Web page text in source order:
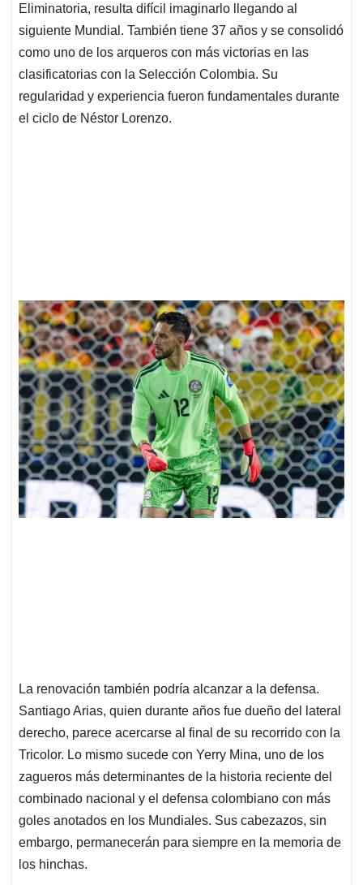
Eliminatoria, resulta difícil imaginarlo llegando al
siguiente Mundial. También tiene 37 años y se consolidó
como uno de los arqueros con más victorias en las
clasificatorias con la Selección Colombia. Su
regularidad y experiencia fueron fundamentales durante
el ciclo de Néstor Lorenzo.
La renovación también podría alcanzar a la defensa.
Santiago Arias, quien durante años fue dueño del lateral
derecho, parece acercarse al final de su recorrido con la
Tricolor. Lo mismo sucede con Yerry Mina, uno de los
zagueros más determinantes de la historia reciente del
combinado nacional y el defensa colombiano con más
goles anotados en los Mundiales. Sus cabezazos, sin
embargo, permanecerán para siempre en la memoria de
los hinchas.